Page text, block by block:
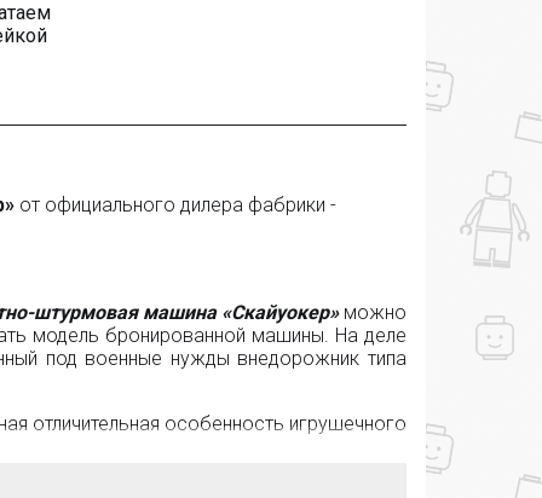
от официального дилера фабрики -
штурмовая машина «Скайуокер» можно
модель бронированной машины. На деле
под военные нужды внедорожник типа
отличительная особенность игрушечного